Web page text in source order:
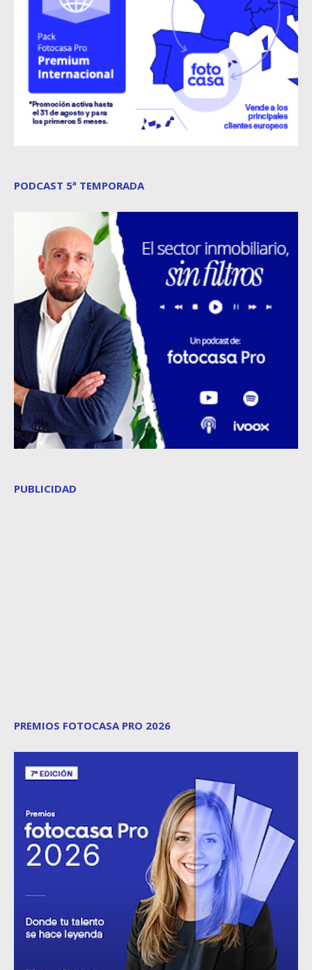
PODCAST 5ª TEMPORADA
PUBLICIDAD
PREMIOS FOTOCASA PRO 2026